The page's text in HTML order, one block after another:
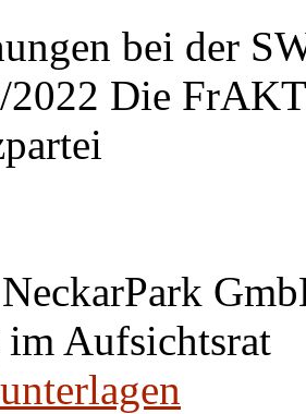
bei der
2022 Die
Aufsichtsrat